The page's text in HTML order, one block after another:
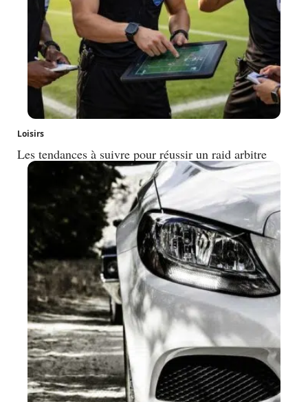
Loisirs
Les tendances à suivre pour réussir un raid arbitre